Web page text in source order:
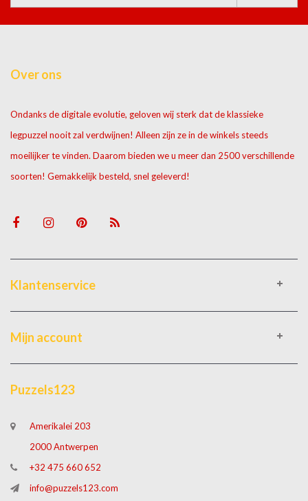
Over ons
Ondanks de digitale evolutie, geloven wij sterk dat de klassieke
legpuzzel nooit zal verdwijnen! Alleen zijn ze in de winkels steeds
moeilijker te vinden. Daarom bieden we u meer dan 2500 verschillende
soorten! Gemakkelijk besteld, snel geleverd!
Klantenservice
Mijn account
Puzzels123
Amerikalei 203
2000 Antwerpen
+32 475 660 652
info@puzzels123.com